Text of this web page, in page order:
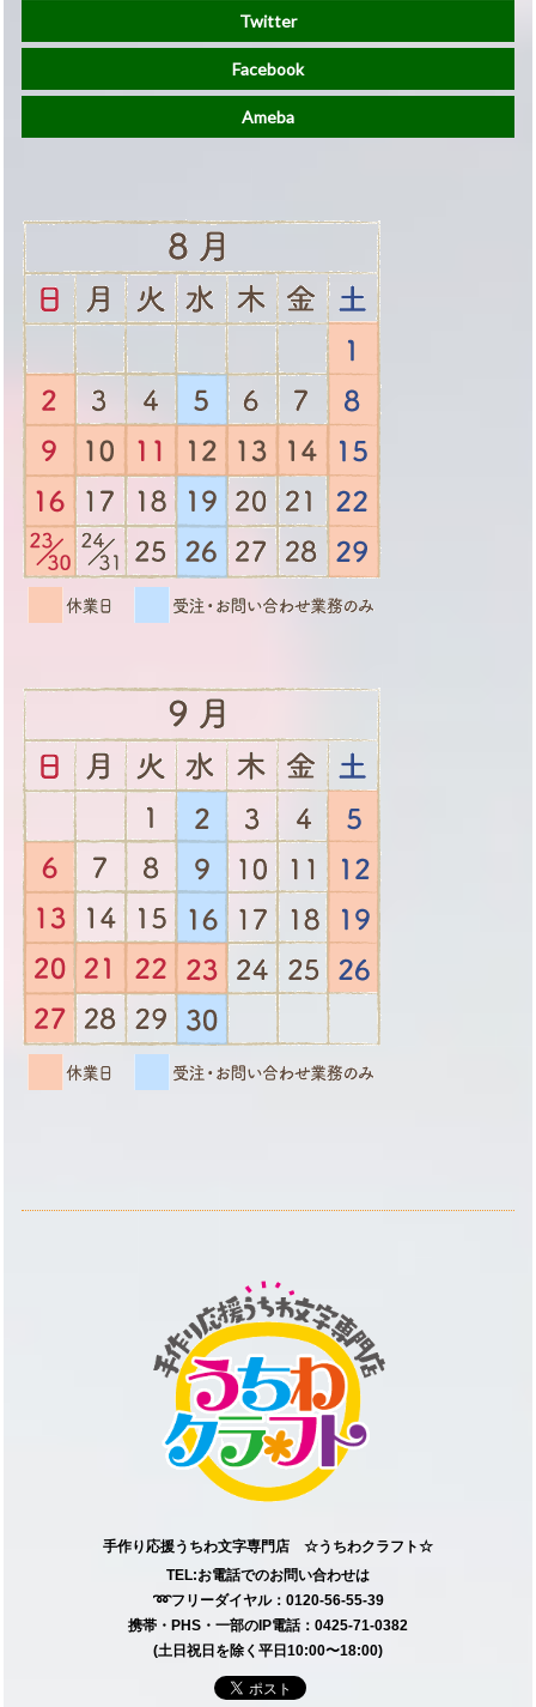
Twitter
Facebook
Ameba
手作り応援うちわ文字専門店 ☆うちわクラフト☆
TEL:お電話でのお問い合わせは
➿フリーダイヤル：0120-56-55-39
携帯・PHS・一部のIP電話：0425-71-0382
(土日祝日を除く平日10:00〜18:00)